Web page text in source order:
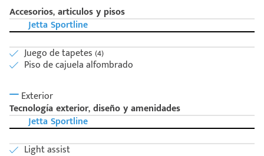
Accesorios, articulos y pisos
Jetta Sportline
Juego de tapetes (4)
Piso de cajuela alfombrado
Exterior
Tecnología exterior, diseño y amenidades
Jetta Sportline
Light assist